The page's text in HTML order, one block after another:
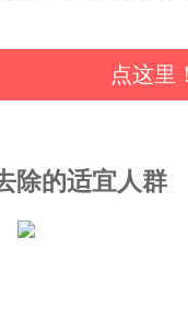
点这里
除的适宜人群